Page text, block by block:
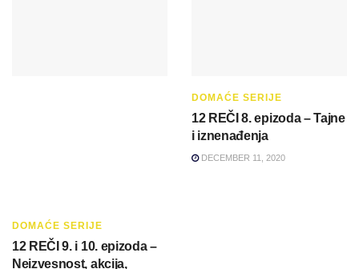
DOMAĆE SERIJE
12 REČI 9. i 10. epizoda –
Neizvesnost, akcija,
DOMAĆE SERIJE
12 REČI 8. epizoda – Tajne
i iznenađenja
DECEMBER 11, 2020